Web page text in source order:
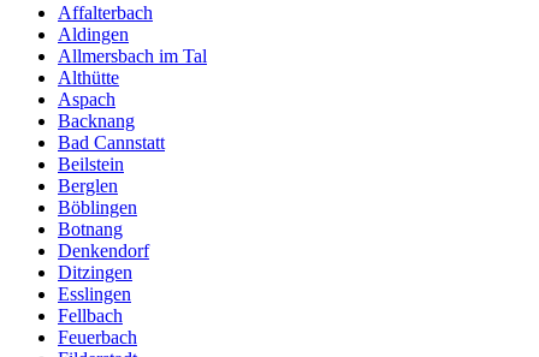
Affalterbach
Aldingen
Allmersbach im Tal
Althütte
Aspach
Backnang
Bad Cannstatt
Beilstein
Berglen
Böblingen
Botnang
Denkendorf
Ditzingen
Esslingen
Fellbach
Feuerbach